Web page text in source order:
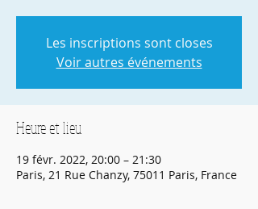
Les inscriptions sont closes
Voir autres événements
Heure et lieu
19 févr. 2022, 20:00 – 21:30
Paris, 21 Rue Chanzy, 75011 Paris, France